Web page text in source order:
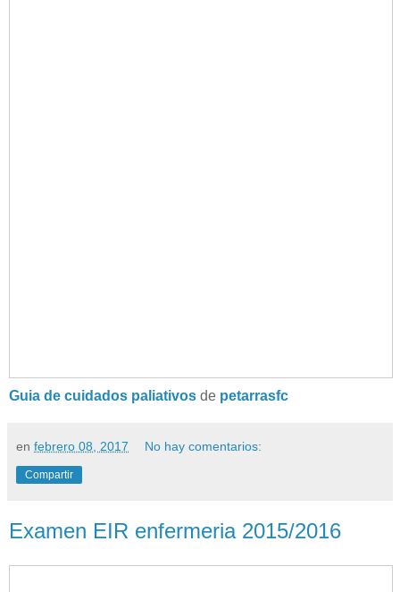
Guia de cuidados paliativos de petarrasfc
en febrero 08, 2017 No hay comentarios:
Compartir
Examen EIR enfermeria 2015/2016